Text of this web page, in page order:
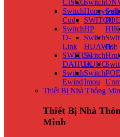
CISCO
Switch
Cudy
Switch
D-
Link
SWITCH
DAHUA
Switch
Ewind
Switch
Honeywell
SWITCH
HP
Switch
HUAWEI
Switch
HUNO
Switch
Imou
POE
Poe
Hrui
POE
Thiết Bị Nhà Thông
Thiết Bị Nhà
Minh